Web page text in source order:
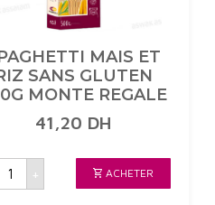
MAIS ET
SANS GLUTEN
MONTE REGALE
41,20 DH
+ ACHETER